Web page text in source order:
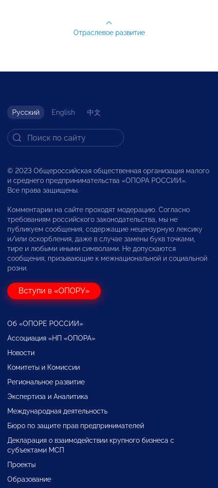
Отраслевое развитие
Русский English 中文
© 2023 Общероссийская общественная организация малого
и среднего предпринимательства «ОПОРА РОССИИ».
Все права защищены.
Комментарии на сайте проходят модерацию. Согласно
требованиям российского законодательства, мы не
публикуем сообщения, содержащие нецензурную лексику
и/или оскорбления, даже в случае замены букв точками,
тире и любыми иными символами. Не допускаются
сообщения, призывающие к межнациональной и социальной
розни.
Вступи в «ОПОРУ»
Об «ОПОРЕ РОССИИ»
Ассоциация «НП «ОПОРА»
Новости
Комитеты и Комиссии
Региональное развитие
Экспертиза и Аналитика
Международная деятельность
Бюро по защите прав предпринимателей
Декларация о взаимодействии крупного бизнеса с
субъектами МСП
Проекты
Образование